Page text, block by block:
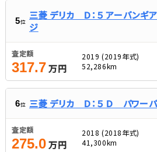
5位
三菱 デリカ Ｄ：５ アーバン
ジ
査定額
317.7万円
2019 (2019年式)
52,286km
6位 三菱 デリカ Ｄ：５ Ｄ パワー
査定額
275.0万円
2018 (2018年式)
41,300km